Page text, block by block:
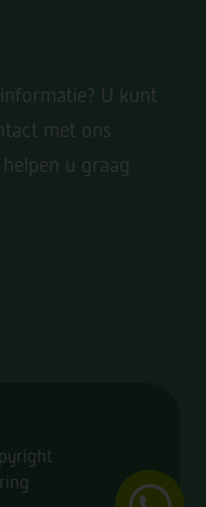
U kunt
met ons
u graag